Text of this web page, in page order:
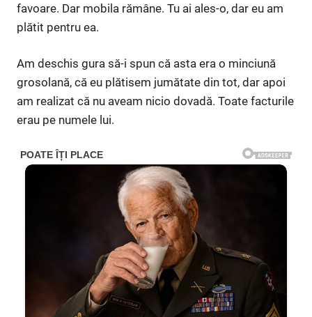
favoare. Dar mobila rămâne. Tu ai ales-o, dar eu am
plătit pentru ea.
Am deschis gura să-i spun că asta era o minciună
grosolană, că eu plătisem jumătate din tot, dar apoi
am realizat că nu aveam nicio dovadă. Toate facturile
erau pe numele lui.